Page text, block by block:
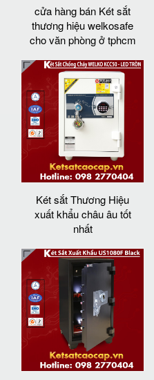
cửa hàng bán Két sắt
thương hiệu welkosafe
cho văn phòng ở tphcm
Két sắt Thương Hiệu
xuất khẩu châu âu tốt
nhất